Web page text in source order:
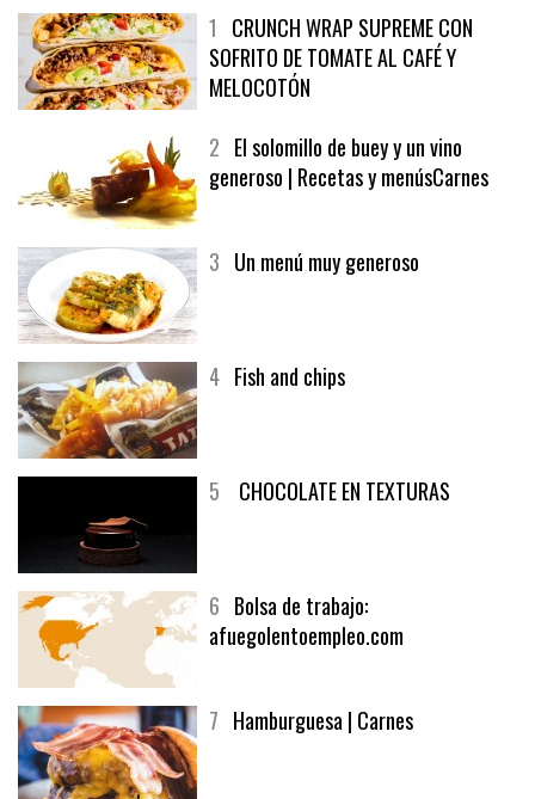
1CRUNCH WRAP SUPREME CON
SOFRITO DE TOMATE AL CAFÉ Y
MELOCOTÓN
2El solomillo de buey y un vino
6Bolsa de trabajo: